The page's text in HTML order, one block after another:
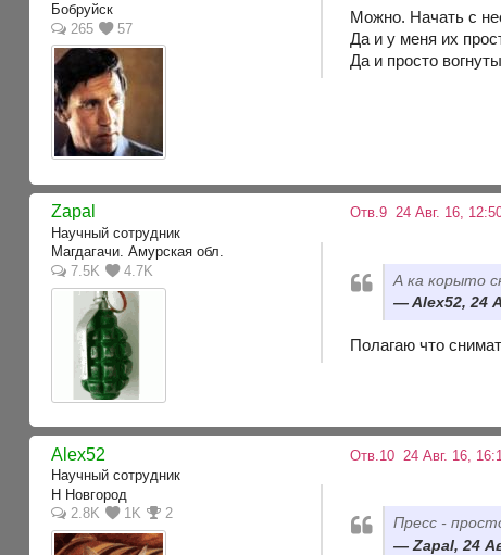
Бобруйск
265
57
Можно. Начать с
Да и у меня их
Да и просто
Zapal
Научный сотрудник
Магдагачи. Амурская обл.
7.5K
4.7K
Отв.9 24 Авг. 16,
А ка корыто
Alex52, 24
Полагаю что
Alex52
Научный сотрудник
Н Новгород
2.8K
1K 2
Отв.10 24 Авг. 16,
Пресс -
Zapal, 24